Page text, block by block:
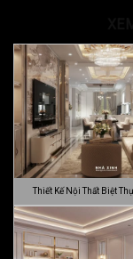
Thiết Kế Nội Thất Biệt
Gran…